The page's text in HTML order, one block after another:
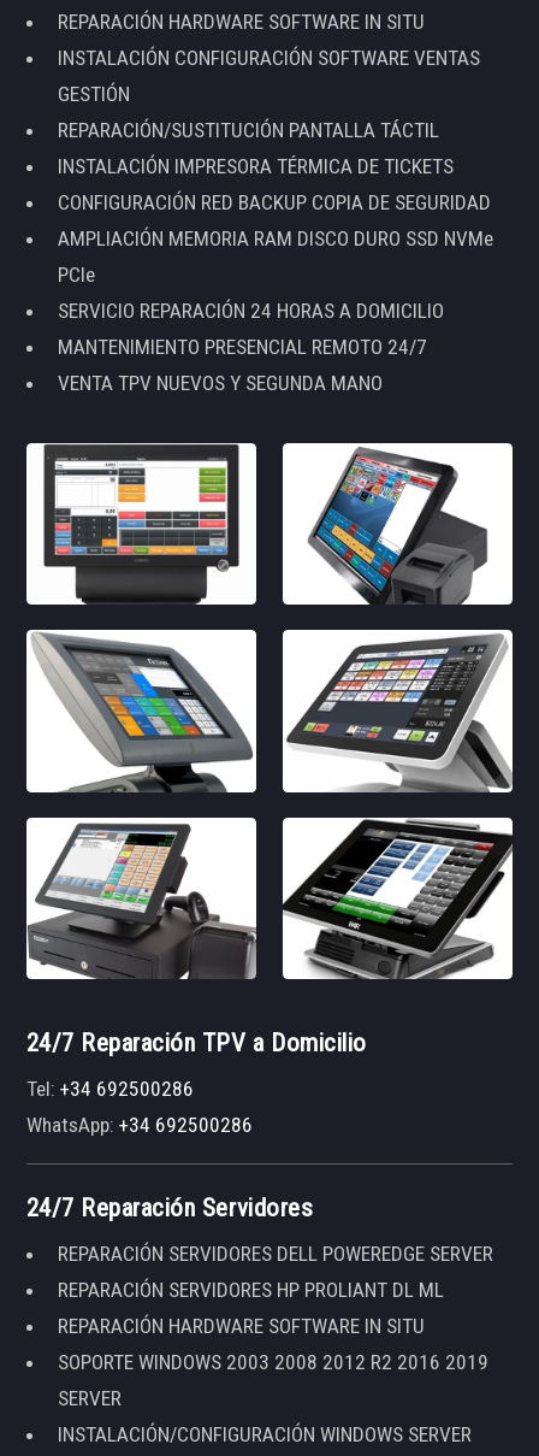
REPARACIÓN HARDWARE SOFTWARE IN SITU
INSTALACIÓN CONFIGURACIÓN SOFTWARE VENTAS
GESTIÓN
REPARACIÓN/SUSTITUCIÓN PANTALLA TÁCTIL
INSTALACIÓN IMPRESORA TÉRMICA DE TICKETS
CONFIGURACIÓN RED BACKUP COPIA DE SEGURIDAD
AMPLIACIÓN MEMORIA RAM DISCO DURO SSD NVMe
PCIe
SERVICIO REPARACIÓN 24 HORAS A DOMICILIO
MANTENIMIENTO PRESENCIAL REMOTO 24/7
VENTA TPV NUEVOS Y SEGUNDA MANO
24/7 Reparación TPV a Domicilio
Tel:+34 692500286
WhatsApp:+34 692500286
24/7 Reparación Servidores
REPARACIÓN SERVIDORES DELL POWEREDGE SERVER
REPARACIÓN SERVIDORES HP PROLIANT DL ML
REPARACIÓN HARDWARE SOFTWARE IN SITU
SOPORTE WINDOWS 2003 2008 2012 R2 2016 2019
SERVER
INSTALACIÓN/CONFIGURACIÓN WINDOWS SERVER